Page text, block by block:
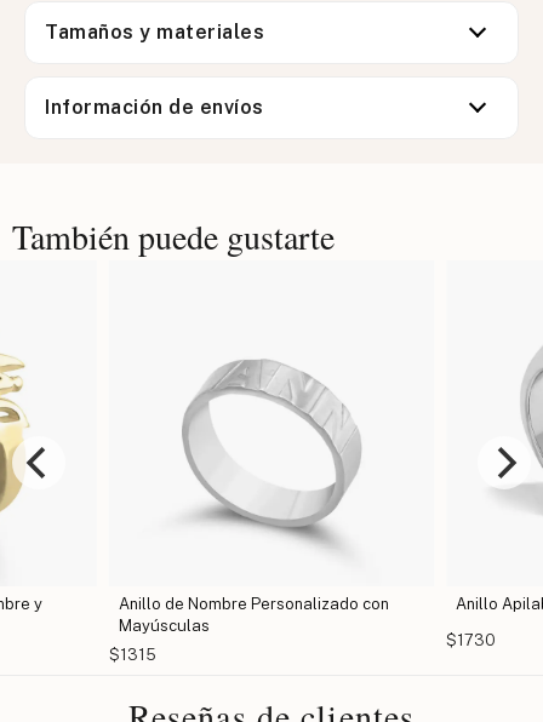
Tamaños y materiales
Información de envíos
También puede gustarte
y
Anillo de Nombre Personalizado con
Mayúsculas
$1315
Anillo
$1730